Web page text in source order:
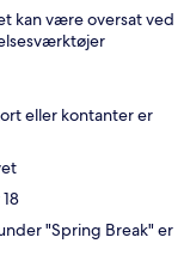
kan være oversat ved
eller kontanter er
"Spring Break" er